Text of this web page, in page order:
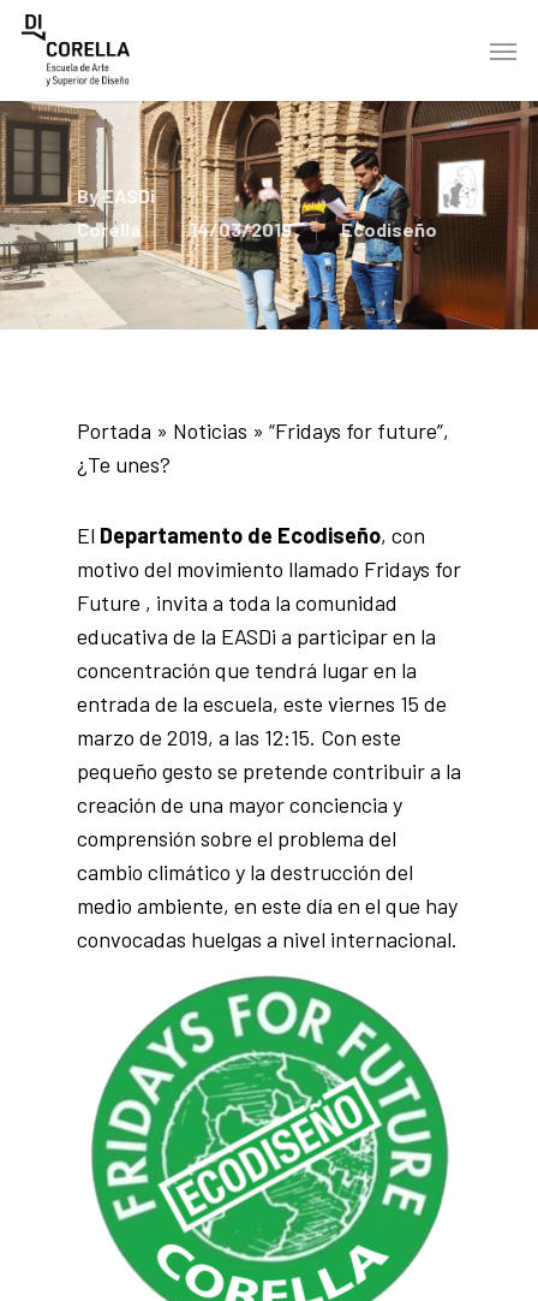
Skip
content
Menu
ByEASDi
Corella
14/03/2019 Ecodiseño
Portada » Noticias » “Fridays for future”,
¿Te unes?
El Departamento de Ecodiseño, con
motivo del movimiento llamado Fridays for
Future , invita a toda la comunidad
educativa de la EASDi a participar en la
concentración que tendrá lugar en la
entrada de la escuela, este viernes 15 de
marzo de 2019, a las 12:15. Con este
pequeño gesto se pretende contribuir a la
creación de una mayor conciencia y
comprensión sobre el problema del
cambio climático y la destrucción del
medio ambiente, en este día en el que hay
convocadas huelgas a nivel internacional.